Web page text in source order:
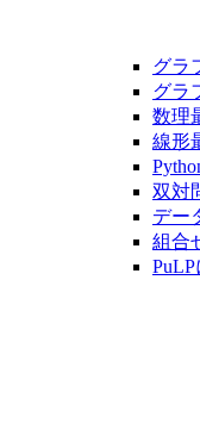
グラ
グラ
数理
線形
双対
デー
組合